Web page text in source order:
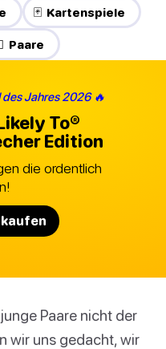
🃏 Kartenspiele
Paare
des Jahres 2026 🔥
To®
Edition
die ordentlich
Paare nicht der
wir uns gedacht, wir